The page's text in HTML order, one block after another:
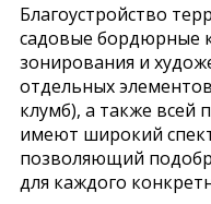
Благоустройство
садовые бордюрные
зонирования и
отдельных
клумб), а также всей
имеют широкий
позволяющий
для каждого